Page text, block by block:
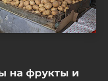
на фрукты и